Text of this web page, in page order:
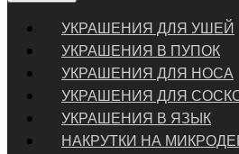
УКРАШЕНИЯ ДЛЯ УШЕЙ
УКРАШЕНИЯ В ПУПОК
УКРАШЕНИЯ ДЛЯ НОСА
УКРАШЕНИЯ ДЛЯ
УКРАШЕНИЯ В ЯЗЫК
НАКРУТКИ НА